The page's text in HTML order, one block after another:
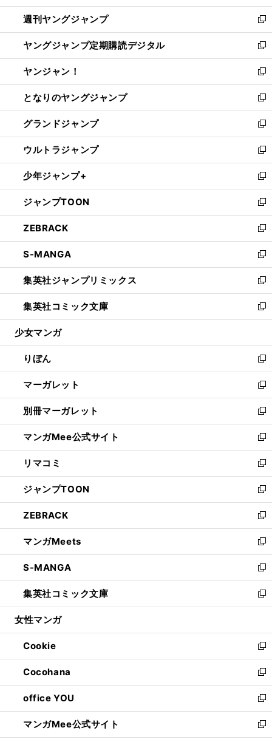
開
く
ウ
で
開
く
ン
ド
ウ
で
開
く
ウ
ィ
ン
ド
ウ
で
開
く
週刊ヤングジャンプ
新
し
い
ウ
ィ
ン
ド
ウ
で
開
く
ヤングジャンプ定期購読デジタル
新
し
い
ウ
ィ
ン
ド
ウ
で
開
く
ヤンジャン！
新
し
い
ウ
ィ
ン
ド
ウ
で
開
く
となりのヤングジャンプ
新
し
い
ウ
ィ
ン
ド
ウ
で
開
く
グランドジャンプ
新
し
い
ウ
ィ
ン
ド
ウ
で
開
く
ウルトラジャンプ
新
し
い
ウ
ィ
ン
ド
ウ
で
開
く
少年ジャンプ+
新
し
い
ウ
ィ
ン
ド
ウ
で
開
く
ジャンプTOON
新
し
い
ウ
ィ
ン
ド
ウ
で
開
ZEBRACK
新
し
い
ウ
ィ
ン
ド
ウ
開
く
S-MANGA
新
し
い
ウ
ィ
ン
ウ
で
開
く
集英社ジャンプリミックス
新
し
い
ウ
ン
ド
ウ
で
開
く
集英社コミック文庫
新
し
ウ
ィ
ン
ド
ウ
で
開
く
少女マンガ
りぼん
新
し
い
ウ
ィ
ン
ド
ウ
で
開
く
マーガレット
新
し
い
ウ
ィ
ン
ド
ウ
で
開
く
別冊マーガレット
新
し
い
ウ
ィ
ン
ド
ウ
で
開
く
マンガMee公式サイト
新
し
い
ウ
ィ
ン
ド
ウ
で
開
く
リマコミ
新
し
い
ウ
ィ
ン
ド
ウ
で
開
く
ジャンプTOON
新
し
い
ウ
ィ
ン
ド
ウ
で
開
ZEBRACK
新
し
い
ウ
ィ
ン
ド
ウ
開
く
マンガMeets
新
し
い
ウ
ィ
ン
ウ
で
開
く
S-MANGA
新
し
い
ウ
ン
ド
ウ
で
開
く
集英社コミック文庫
新
し
ウ
ィ
ン
ド
ウ
で
開
く
女性マンガ
Cookie
新
し
い
ウ
ィ
ン
ド
ウ
Cocohana
新
し
い
ウ
ィ
ン
office YOU
新
し
い
ウ
マンガMee公式サイト
新
し